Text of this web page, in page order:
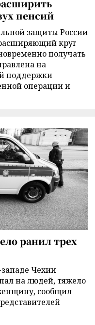
пенсий
защиты России
круг
получать
на
поддержки
операции и
ранил трех
западе Чехии
на людей, тяжело
сообщил